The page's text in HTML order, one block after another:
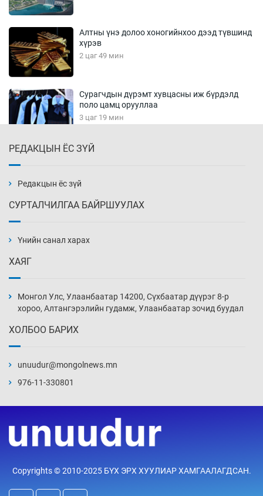
Алтны үнэ долоо хоногийнхоо дээд түвшинд
хүрэв
2 цаг 49 мин
Сурагчдын дүрэмт хувцасны иж бүрдэлд
поло цамц орууллаа
3 цаг 19 мин
3 цаг 49 мин
4 цаг 19 мин
4 цаг 49 мин
дарамтад оров
20 цаг 49 мин
баржээ
21 цаг 19 мин
РЕДАКЦЫН ЁС ЗҮЙ
Редакцын ёс зүй
СУРТАЛЧИЛГАА БАЙРШУУЛАХ
Үнийн санал харах
ХАЯГ
Монгол Улс, Улаанбаатар 14200, Сүхбаатар дүүрэг 8-р
хороо, Алтангэрэлийн гудамж, Улаанбаатар зочид буудал
ХОЛБОО БАРИХ
unuudur@mongolnews.mn
976-11-330801
Copyrights © 2010-2025 БҮХ ЭРХ ХУУЛИАР ХАМГААЛАГДСАН.